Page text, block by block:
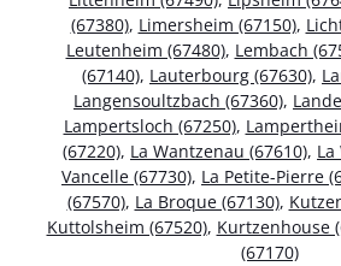
(67380), Limersheim (67150),
Leutenheim (67480), Lembach
(67140), Lauterbourg (67630),
Langensoultzbach (67360),
Lampertsloch (67250),
(67220), La Wantzenau (67610), La
Vancelle (67730), La Petite-Pierre
(67570), La Broque (67130),
Kuttolsheim (67520), Kurtzenhouse
(67170)